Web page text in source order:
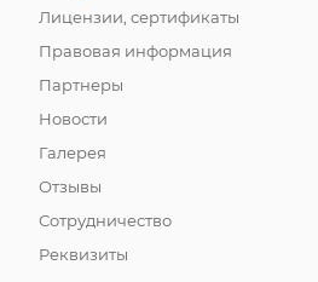
Лицензии, сертификаты
Правовая информация
Партнеры
Новости
Галерея
Отзывы
Сотрудничество
Реквизиты